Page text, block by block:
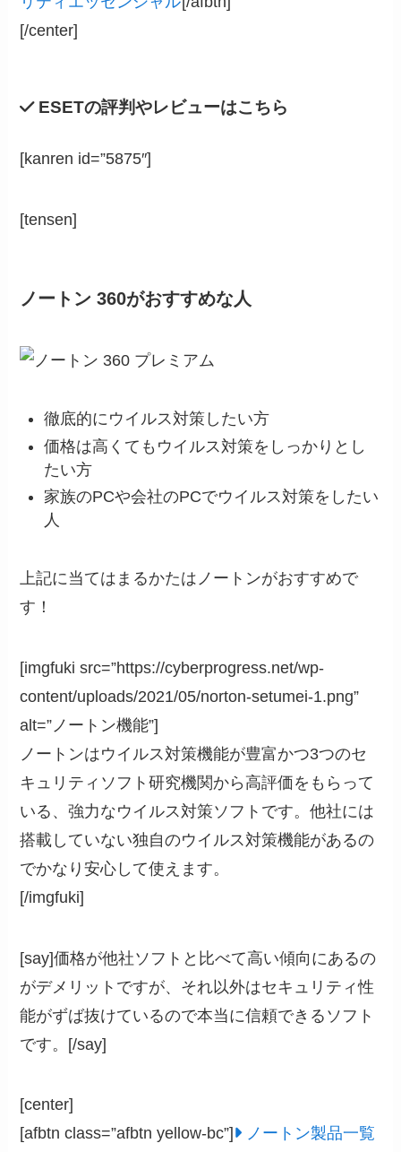
[/center]
ESETの評判やレビューはこちら
[kanren id=”5875″]
[tensen]
ノートン 360がおすすめな人
徹底的にウイルス対策したい方
価格は高くてもウイルス対策をしっかりとし
たい方
家族のPCや会社のPCでウイルス対策をしたい
人
上記に当てはまるかたはノートンがおすすめで
す！
[imgfuki src=”https://cyberprogress.net/wp-
content/uploads/2021/05/norton-setumei-1.png”
alt=”ノートン機能”]
ノートンはウイルス対策機能が豊富かつ3つのセ
キュリティソフト研究機関から高評価をもらって
いる、強力なウイルス対策ソフトです。他社には
搭載していない独自のウイルス対策機能があるの
でかなり安心して使えます。
[/imgfuki]
[say]価格が他社ソフトと比べて高い傾向にあるの
がデメリットですが、それ以外はセキュリティ性
能がずば抜けているので本当に信頼できるソフト
です。[/say]
[center]
[afbtn class=”afbtn yellow-bc”]
ノートン製品一覧